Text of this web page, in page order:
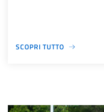
SCOPRI TUTTO